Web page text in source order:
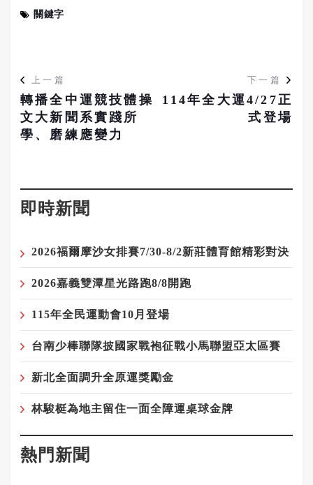
關鍵字
上一篇
轉播全中運競技體操
文大新聞系實踐所
學、磨練應變力
下一篇
114年全大運4/27正
式登場
即時新聞
2026福爾摩沙女排賽7/30-8/2新莊體育館精彩對決
2026嘉義雙潭星光路跑8/8開跑
115年全民運動會10月登場
台南少棒聯隊披國家戰袍征戰小馬聯盟亞太區賽
新北全面調升全原運獎勵金
林駿梃為地主留住一面全障運桌球金牌
熱門新聞